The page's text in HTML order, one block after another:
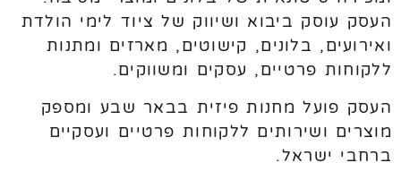
העסק עוסק ביבוא ושיווק של ציוד לימי הולדת
ואירועים, בלונים, קישוטים, מארזים ומתנות
ללקוחות פרטיים, עסקים ומשווקים.
העסק פועל מחנות פיזית בבאר שבע ומספק
מוצרים ושירותים ללקוחות פרטיים ועסקיים
ברחבי ישראל.